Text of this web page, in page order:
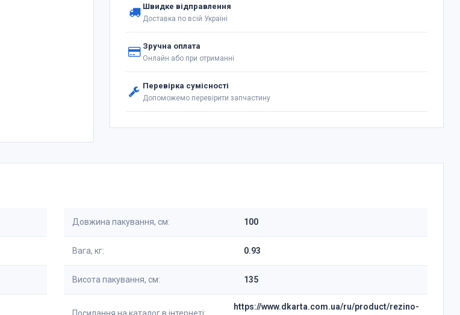
Швидке відправлення
Доставка по всій Україні
Зручна оплата
Онлайн або при отриманні
Перевірка сумісності
Допоможемо перевірити запчастину
Довжина пакування, см: 100
Вага, кг: 0.93
Висота пакування, см: 135
Посилання на каталог в інтернеті:
https://www.dkarta.com.ua/ru/product/rezino-